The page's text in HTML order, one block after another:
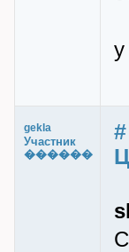
gekla
Участник
������
#